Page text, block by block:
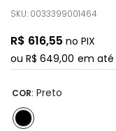
SKU: 0033399001464
R$ 616,55 no PIX
ou R$ 649,00 em até
COR: Preto